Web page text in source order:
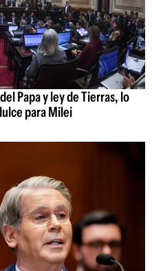
Papa y ley de Tierras, lo
para Milei